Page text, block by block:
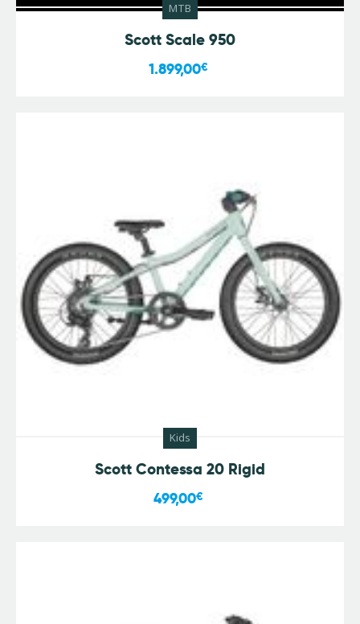
MTB
Scott Scale 950
1.899,00€
Kids
Scott Contessa 20 Rigid
499,00€